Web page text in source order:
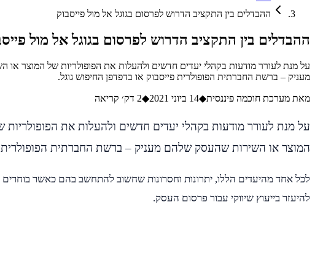
ההבדלים בין התקציב הדרוש לפרסום בגוגל אל מול פייסבוק
ההבדלים בין התקציב הדרוש לפרסום בגוגל אל מול
על מנת לעורר מודעות בקהלי יעדים חדשים ולהעלות את הפופולריות של
מעניק – ברשת החברתית הפופולרית פייסבוק או בדפדפן החיפוש גוגל.
מאת מערכת חוכמה פיננסית◆14 ביוני 2021 ◆
2 דק׳ קריאה
על מנת לעורר מודעות בקהלי יעדים חדשים ולהעלות את
המוצר או השירות שהעסק שלהם מעניק – ברשת החברתית הפופולרית
לכל אחד מהיעדים הללו, יתרונות וחסרונות שחשוב להתחשב בהם כאשר
להיעזר בייעוץ שיווקי עבור פרסום העסק.